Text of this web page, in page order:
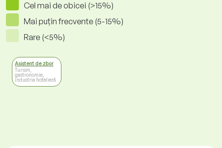
Cel mai de obicei (>15%)
Mai puțin frecvente (5-15%)
Rare (<5%)
Asistent de zbor
Turism,
gastronomie,
industria hotelieră